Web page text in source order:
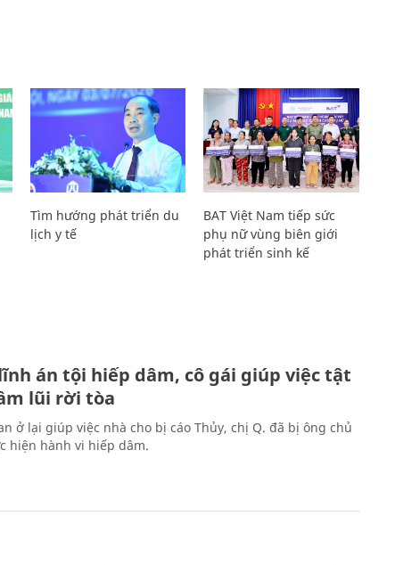
Tìm hướng phát triển du
lịch y tế
BAT Việt Nam tiếp sức
phụ nữ vùng biên giới
phát triển sinh kế
án tội hiếp dâm, cô gái giúp việc tật
lũi rời tòa
ở lại giúp việc nhà cho bị cáo Thủy, chị Q. đã bị ông chủ
hiện hành vi hiếp dâm.